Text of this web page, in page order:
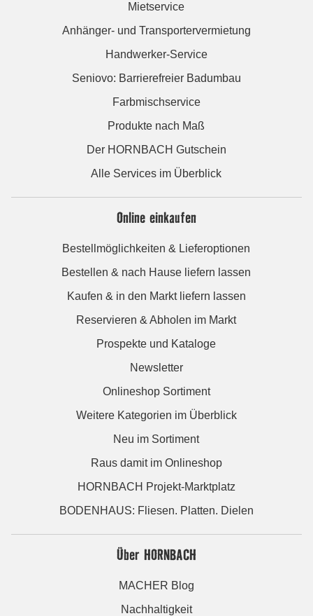
Mietservice
Anhänger- und Transportervermietung
Handwerker-Service
Seniovo: Barrierefreier Badumbau
Farbmischservice
Produkte nach Maß
Der HORNBACH Gutschein
Alle Services im Überblick
Online einkaufen
Bestellmöglichkeiten & Lieferoptionen
Bestellen & nach Hause liefern lassen
Kaufen & in den Markt liefern lassen
Reservieren & Abholen im Markt
Prospekte und Kataloge
Newsletter
Onlineshop Sortiment
Weitere Kategorien im Überblick
Neu im Sortiment
Raus damit im Onlineshop
HORNBACH Projekt-Marktplatz
BODENHAUS: Fliesen. Platten. Dielen
Über HORNBACH
MACHER Blog
Nachhaltigkeit